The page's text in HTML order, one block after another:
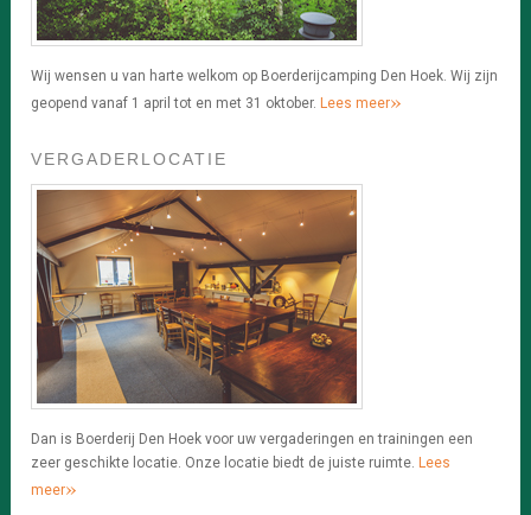
Wij wensen u van harte welkom op Boerderijcamping Den Hoek. Wij zijn
geopend vanaf 1 april tot en met 31 oktober.Lees meer»
VERGADERLOCATIE
Dan is Boerderij Den Hoek voor uw vergaderingen en trainingen een
zeer geschikte locatie. Onze locatie biedt de juiste ruimte.Lees
meer»